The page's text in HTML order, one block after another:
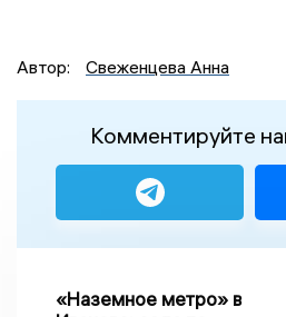
Автор: Свеженцева Анна
Комментируйте
«Наземное метро» в